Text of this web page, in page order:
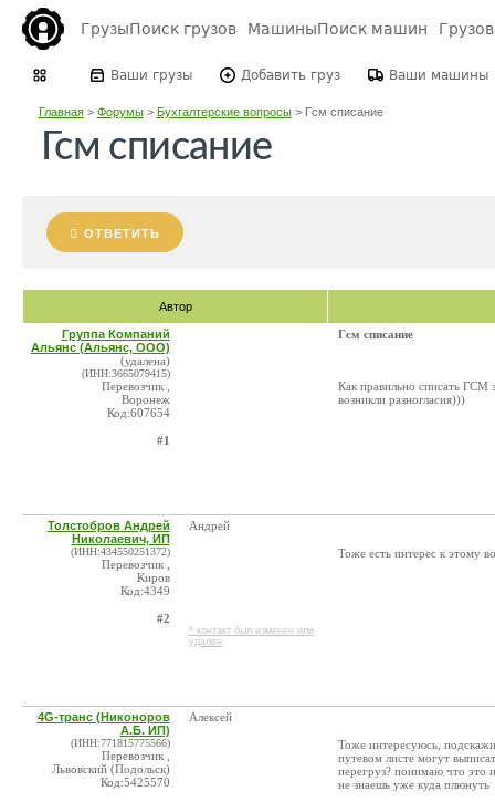
ГрузыПоиск грузов МашиныПоиск машин
Ваши грузы Добавить груз Ваши машины
Главная> Форумы> Бухгалтерские вопросы> Гсм списание
Гсм списание
ОТВЕТИТЬ
Автор
Группа Компаний
Альянс (Альянс, ООО)
(удалена)
(ИНН:3665079415)
Перевозчик ,
Воронеж
Код:607654
#1
Гсм списание
Как правильно списать ГСМ
возникли разногласия)))
Толстобров Андрей
Николаевич, ИП
(ИНН:434550251372)
Перевозчик ,
Киров
Код:4349
#2
Андрей
* контакт был изменен или
удален
Тоже есть интерес к этому
4G-транс (Никоноров
А.Б. ИП)
(ИНН:771815775566)
Перевозчик ,
Львовский (Подольск)
Код:5425570
Алексей
Тоже интересуюсь,
путевом листе могут
перегруз? понимаю что это
не знаешь уже куда плюнуть